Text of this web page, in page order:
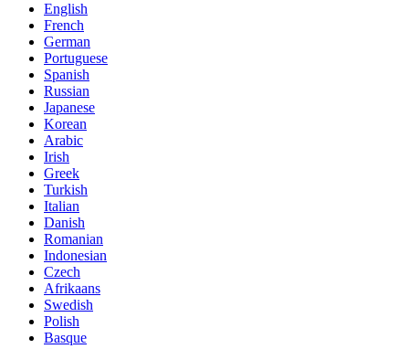
English
French
German
Portuguese
Spanish
Russian
Japanese
Korean
Arabic
Irish
Greek
Turkish
Italian
Danish
Romanian
Indonesian
Czech
Afrikaans
Swedish
Polish
Basque